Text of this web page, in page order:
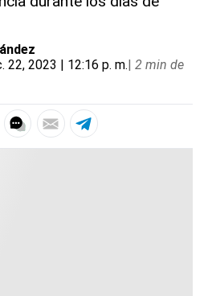
22, 2023 | 12:16 p. m.| 2 min de